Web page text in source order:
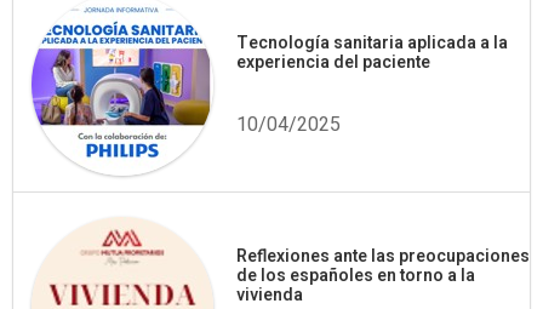
Tecnología sanitaria aplicada a la
experiencia del paciente
10/04/2025
Reflexiones ante las preocupaciones
de los españoles en torno a la
vivienda